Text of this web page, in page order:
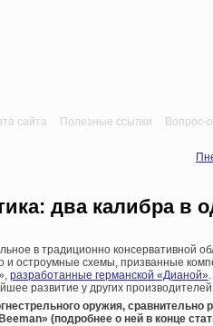
сайта Полезные ссылки Вопрос-
два калибра в
в традиционно консервативной
и остроумные схемы, призванные
разработанные германской «Дианой»
развитие у других производителей.
оружия, сравнительно
(подробнее о ней в конце